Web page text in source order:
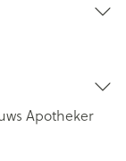
Apotheker